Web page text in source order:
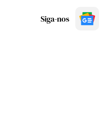
Siga-nos